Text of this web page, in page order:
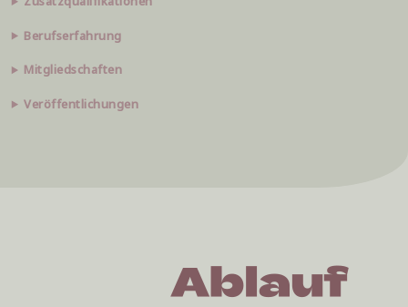
Berufserfahrung
Mitgliedschaften
Veröffentlichungen